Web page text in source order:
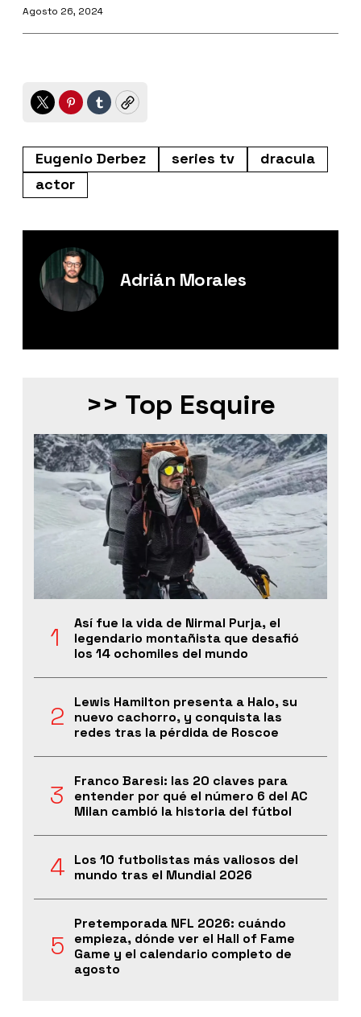
Agosto 26, 2024
TwitterPinterest
TumblrCopy
Eugenio Derbez series tv
dracula
actor
Adrián Morales
>> Top Esquire
Así fue la vida de Nirmal Purja, el
legendario montañista que desafió
los 14 ochomiles del mundo
Lewis Hamilton presenta a Halo, su
nuevo cachorro, y conquista las
redes tras la pérdida de Roscoe
Franco Baresi: las 20 claves para
entender por qué el número 6 del AC
Milan cambió la historia del fútbol
Los 10 futbolistas más valiosos del
mundo tras el Mundial 2026
Pretemporada NFL 2026: cuándo
empieza, dónde ver el Hall of Fame
Game y el calendario completo de
agosto